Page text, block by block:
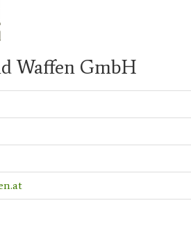
Waffen GmbH